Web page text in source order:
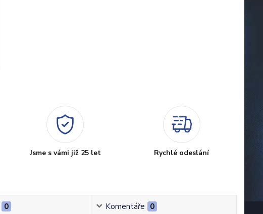
Jsme s vámi již 25 let Rychlé odeslání
0 Komentáře 0